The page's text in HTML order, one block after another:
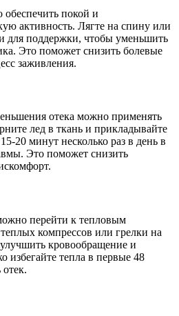
покой и
активность. Лягте на спину или
для поддержки, чтобы уменьшить
Это поможет снизить болевые
заживления.
отека можно применять
лед в ткань и прикладывайте
20 минут несколько раз в день в
Это поможет снизить
перейти к тепловым
компрессов или грелки на
кровообращение и
тепла в первые 48